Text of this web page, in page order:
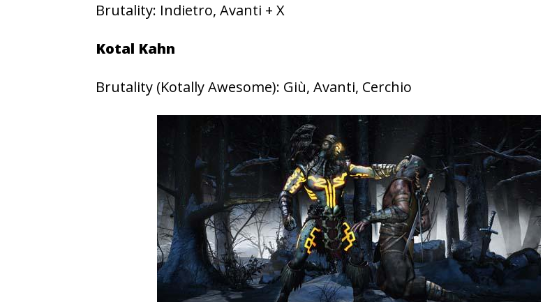
Brutality: Indietro, Avanti + X
Kotal Kahn
Brutality (Kotally Awesome): Giù, Avanti, Cerchio